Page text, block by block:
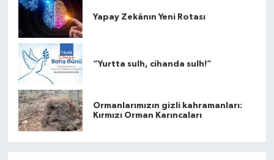
Yapay Zekânın Yeni Rotası
“Yurtta sulh, cihanda sulh!”
Ormanlarımızın gizli kahramanları:
Kırmızı Orman Karıncaları